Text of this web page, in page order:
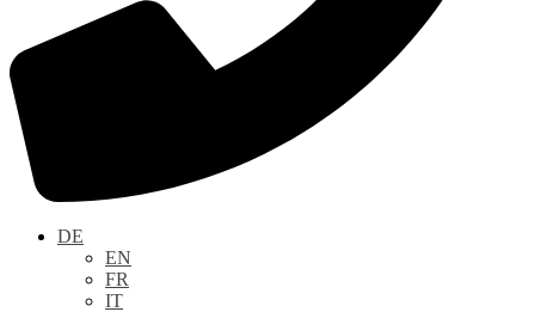
DE
EN
FR
IT